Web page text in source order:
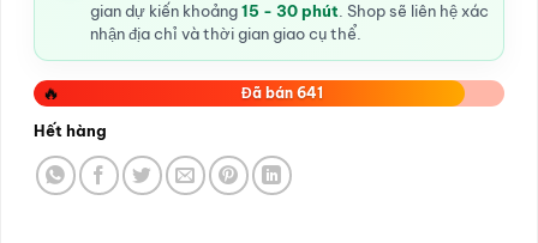
gian dự kiến khoảng15 - 30 phút. Shop sẽ liên hệ xác
nhận địa chỉ và thời gian giao cụ thể.
🔥 Đã bán 641
Hết hàng